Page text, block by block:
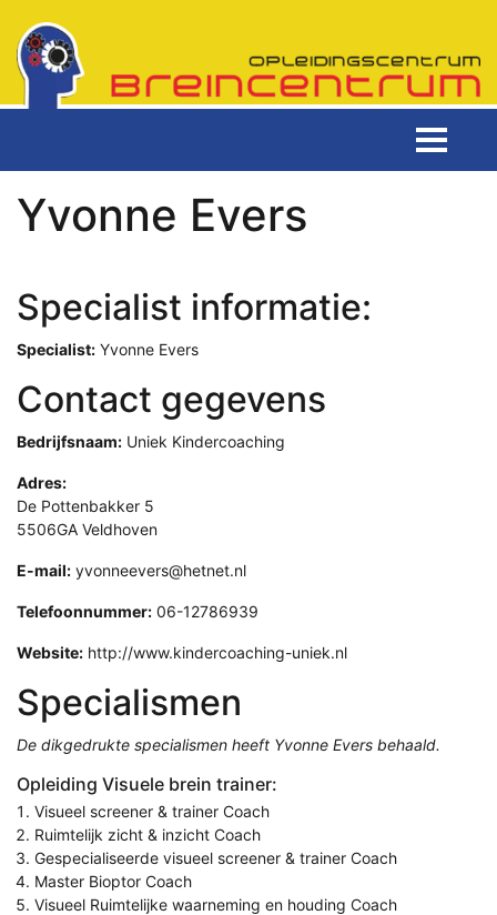
Yvonne Evers
Specialist informatie:
Specialist: Yvonne Evers
Contact gegevens
Bedrijfsnaam: Uniek Kindercoaching
Adres:
De Pottenbakker 5
5506GA Veldhoven
E-mail: yvonneevers@hetnet.nl
Telefoonnummer: 06-12786939
Website: http://www.kindercoaching-uniek.nl
Specialismen
De dikgedrukte specialismen heeft Yvonne Evers behaald.
Opleiding Visuele brein trainer:
Visueel screener & trainer Coach
Ruimtelijk zicht & inzicht Coach
Gespecialiseerde visueel screener & trainer Coach
Master Bioptor Coach
Visueel Ruimtelijke waarneming en houding Coach